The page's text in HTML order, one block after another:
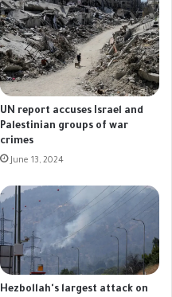
UN report accuses Israel and
Palestinian groups of war
crimes
June 13, 2024
Hezbollah's largest attack on